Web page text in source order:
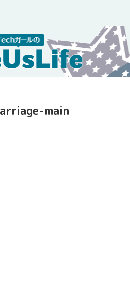
main